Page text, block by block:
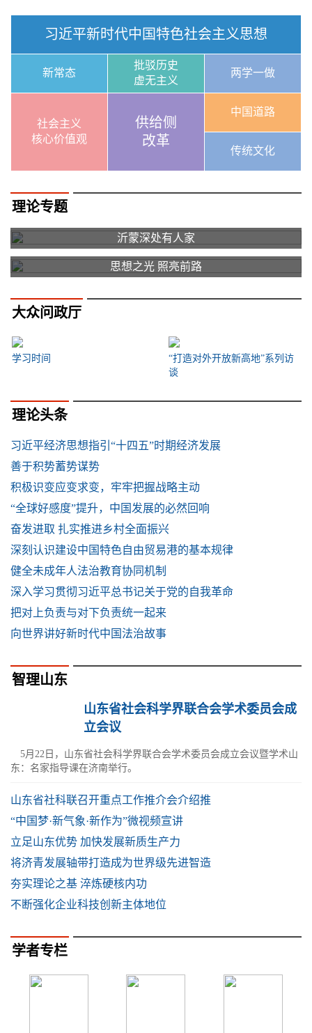
习近平新时代中国特色社会主义思想
新常态
批驳历史
虚无主义
两学一做
社会主义
核心价值观
供给侧
改革
中国道路
传统文化
理论专题
沂蒙深处有人家
思想之光 照亮前路
大众问政厅
学习时间
“打造对外开放新高地”系列访
谈
理论头条
习近平经济思想指引“十四五”时期经济发展
善于积势蓄势谋势
积极识变应变求变，牢牢把握战略主动
“全球好感度”提升，中国发展的必然回响
奋发进取 扎实推进乡村全面振兴
深刻认识建设中国特色自由贸易港的基本规律
健全未成年人法治教育协同机制
深入学习贯彻习近平总书记关于党的自我革命
把对上负责与对下负责统一起来
向世界讲好新时代中国法治故事
智理山东
山东省社会科学界联合会学术委员会成
立会议
5月22日，山东省社会科学界联合会学术委员会成立会议暨学术山
东：名家指导课在济南举行。
山东省社科联召开重点工作推介会介绍推
“中国梦·新气象·新作为”微视频宣讲
立足山东优势 加快发展新质生产力
将济青发展轴带打造成为世界级先进智造
夯实理论之基 淬炼硬核内功
不断强化企业科技创新主体地位
学者专栏